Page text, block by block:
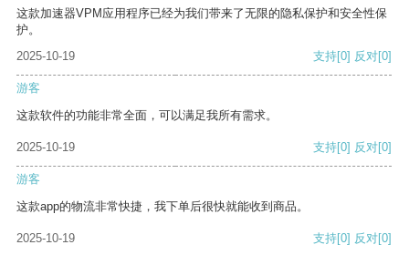
这款加速器VPM应用程序已经为我们带来了无限的隐私保护和安全性保
护。
2025-10-19
支持[0] 反对[0]
游客
这款软件的功能非常全面，可以满足我所有需求。
2025-10-19 支持[0] 反对[0]
游客
这款app的物流非常快捷，我下单后很快就能收到商品。
2025-10-19 支持[0] 反对[0]